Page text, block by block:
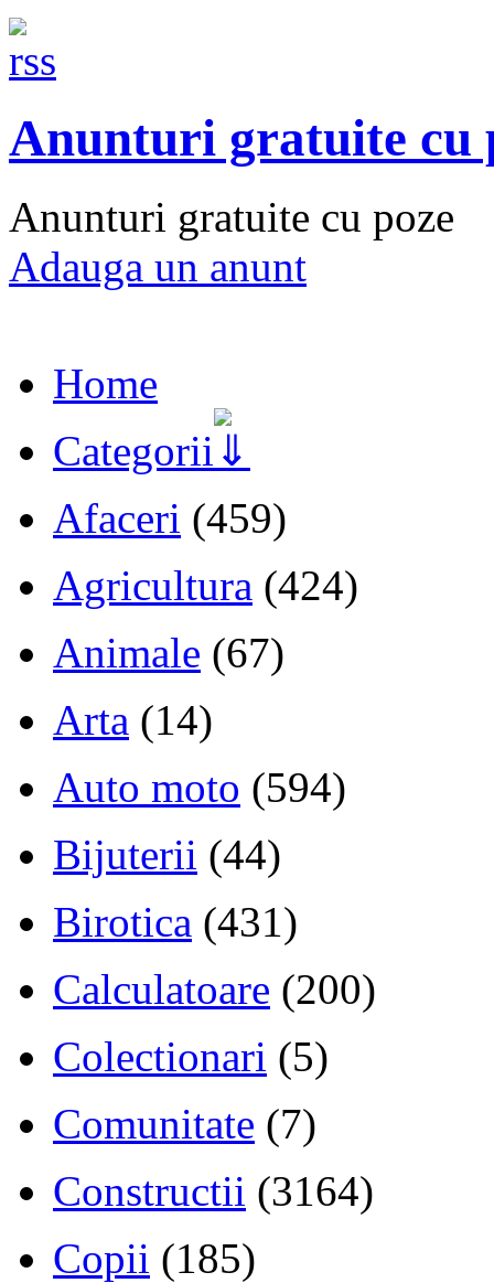
Anunturi gratuite cu
Anunturi gratuite cu poze
Adauga un anunt
Home
Categorii
Afaceri (459)
Agricultura (424)
Animale (67)
Arta (14)
Auto moto (594)
Bijuterii (44)
Birotica (431)
Calculatoare (200)
Colectionari (5)
Comunitate (7)
Constructii (3164)
Copii (185)